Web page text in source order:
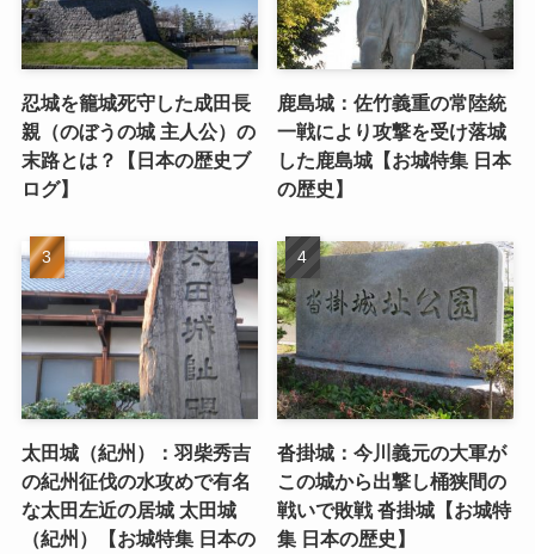
忍城を籠城死守した成田長
親（のぼうの城 主人公）の
末路とは？【日本の歴史ブ
ログ】
鹿島城：佐竹義重の常陸統
一戦により攻撃を受け落城
した鹿島城【お城特集 日本
の歴史】
太田城（紀州）：羽柴秀吉
の紀州征伐の水攻めで有名
な太田左近の居城 太田城
（紀州）【お城特集 日本の
沓掛城：今川義元の大軍が
この城から出撃し桶狭間の
戦いで敗戦 沓掛城【お城特
集 日本の歴史】